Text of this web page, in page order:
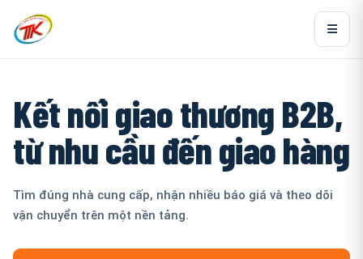
Kết nối giao thương B2B,
từ nhu cầu đến giao hàng
Tìm đúng nhà cung cấp, nhận nhiều báo giá và theo dõi
vận chuyển trên một nền tảng.